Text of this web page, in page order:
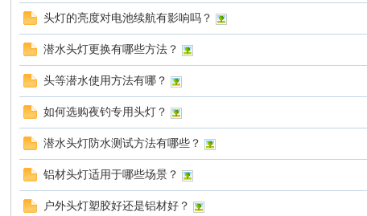
头灯的亮度对电池续航有影响吗？
潜水头灯更换有哪些方法？
头等潜水使用方法有哪？
如何选购夜钓专用头灯？
潜水头灯防水测试方法有哪些？
铝材头灯适用于哪些场景？
户外头灯塑胶好还是铝材好？